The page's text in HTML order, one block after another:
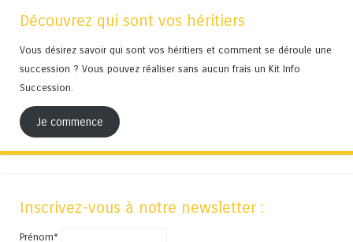
Découvrez qui sont vos héritiers
Vous désirez savoir qui sont vos héritiers et comment se déroule une
succession ? Vous pouvez réaliser sans aucun frais un Kit Info
Succession.
Je commence
Inscrivez-vous à notre newsletter :
Prénom*